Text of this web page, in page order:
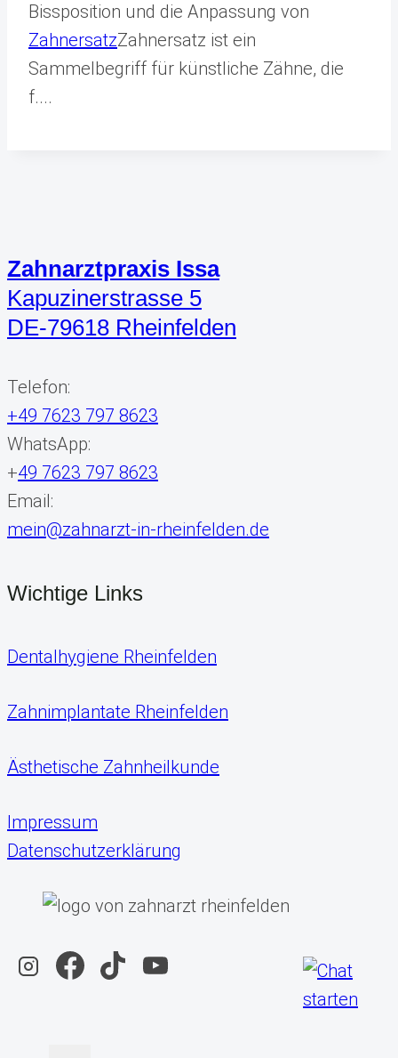
Bissposition und die Anpassung von
ZahnersatzZahnersatz ist ein
Sammelbegriff für künstliche Zähne, die
f....
Zahnarztpraxis Issa
Kapuzinerstrasse 5
DE-79618 Rheinfelden
Telefon:
+49 7623 797 8623
WhatsApp:
+49 7623 797 8623
Email:
mein@zahnarzt-in-rheinfelden.de
Wichtige Links
Dentalhygiene Rheinfelden
Zahnimplantate Rheinfelden
Ästhetische Zahnheilkunde
Impressum
Datenschutzerklärung